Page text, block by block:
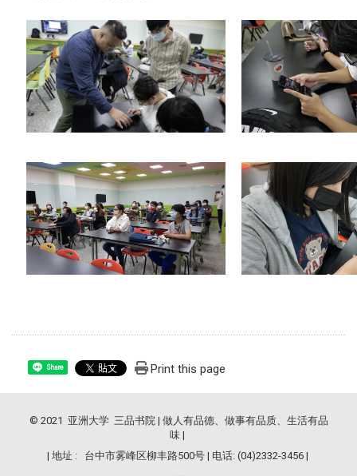
Share Print this page
© 2021 亚洲大学 三品书院 | 做人有品德、做事有品质、生活有品
味 |
| 地址 : 台中市雾峰区柳丰路500号 | 电话: (04)2332-3456 |